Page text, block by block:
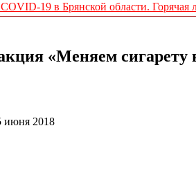
19 в Брянской области. Горячая
«Меняем сигарету
июня 2018